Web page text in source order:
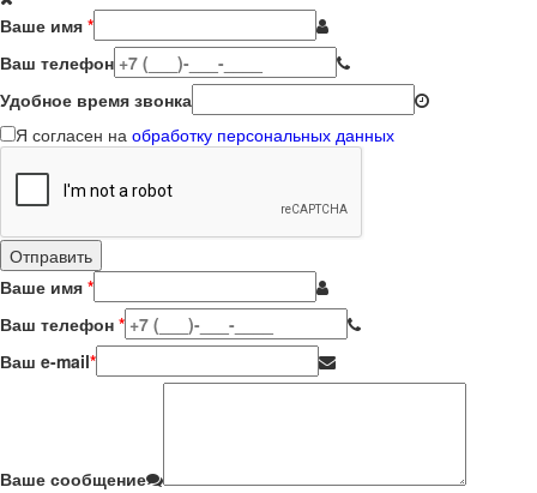
Ваше имя *
Ваш телефон
Удобное время звонка
Я согласен на обработку персональных данных
Ваше имя *
Ваш телефон *
Ваш e-mail*
Ваше сообщение